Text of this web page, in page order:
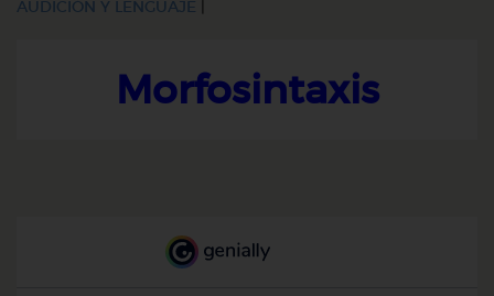
AUDICIÓN Y LENGUAJE
Morfosintaxis